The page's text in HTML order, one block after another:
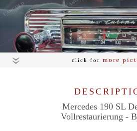
click for more
Mercedes 190 SL
Vollrestaurierung -